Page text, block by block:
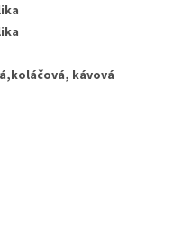
kávová